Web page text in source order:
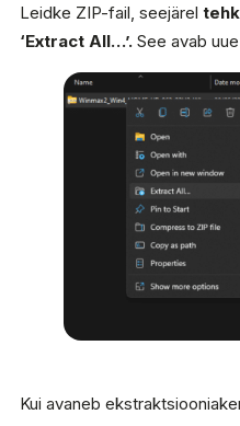
Leidke ZIP-fail, seejärel
‘Extract All…’. See avab
Kui avaneb